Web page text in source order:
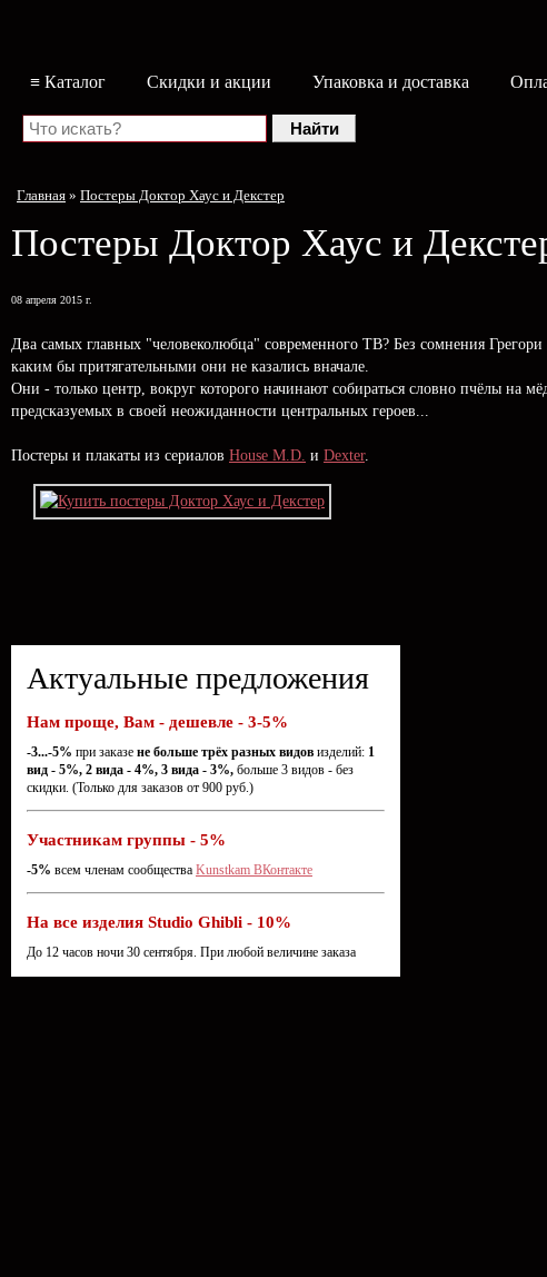
≡ Каталог Скидки и акции Упаковка и доставка
Главная » Постеры Доктор Хаус и Декстер
Постеры Доктор Хаус и
08 апреля 2015 г.
Два самых главных "человеколюбца" современного ТВ? Без сомнения
каким бы притягательными они не казались вначале.
Они - только центр, вокруг которого начинают собираться словно пчёлы
предсказуемых в своей неожиданности центральных героев...
Постеры и плакаты из сериалов House M.D. и Dexter.
Актуальные предложения
Нам проще, Вам - дешевле - 3-5%
-3...-5% при заказе не больше трёх разных видов изделий: 1
вид - 5%, 2 вида - 4%, 3 вида - 3%, больше 3 видов - без
скидки. (Только для заказов от 900 руб.)
Участникам группы - 5%
-5% всем членам сообщества Kunstkam ВКонтакте
На все изделия Studio Ghibli - 10%
До 12 часов ночи 30 сентября. При любой величине заказа